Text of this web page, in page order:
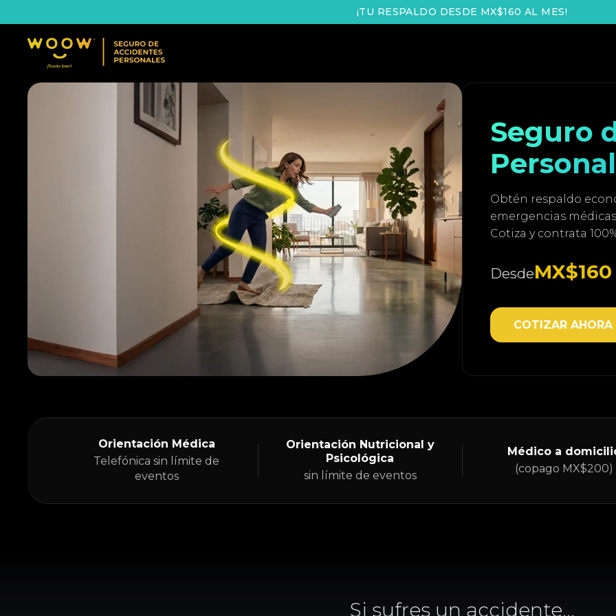
¡TU RESPALDO DESDE MX$160 AL MES!
Seguro
Obtén respaldo
emergencias médicas
Cotiza y contrata
DesdeMX$160
COTIZAR AHORA
Orientación Médica
Telefónica sin límite de
eventos
Orientación Nutricional y
Psicológica
sin límite de eventos
Médico a
(copago MX$200)
Si sufres un accidente...